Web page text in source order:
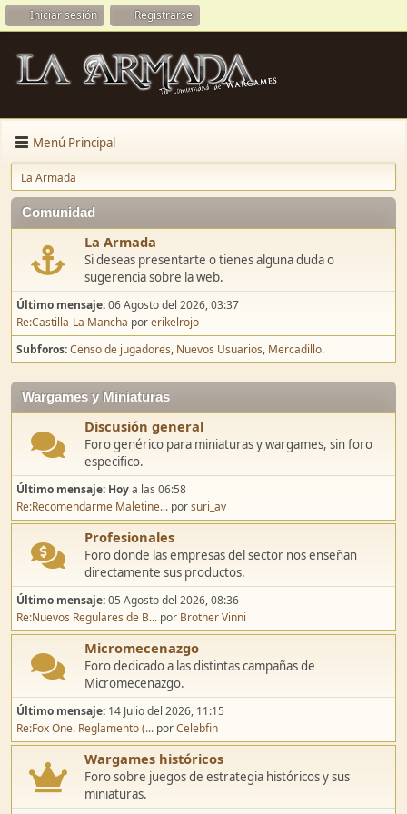
Iniciar sesión Registrarse
Menú Principal
La Armada
Comunidad
La Armada
Si deseas presentarte o tienes alguna duda o
sugerencia sobre la web.
Último mensaje:06 Agosto del 2026, 03:37
Re:Castilla-La Mancha porerikelrojo
Subforos Censo de jugadores Nuevos Usuarios Mercadillo.
Wargames y Miniaturas
Discusión general
Foro genérico para miniaturas y wargames, sin foro
especifico.
Último mensaje: Hoya las 06:58
Re:Recomendarme Maletine... porsuri_av
Profesionales
Foro donde las empresas del sector nos enseñan
directamente sus productos.
Último mensaje:05 Agosto del 2026, 08:36
Re:Nuevos Regulares de B... por Brother Vinni
Micromecenazgo
Foro dedicado a las distintas campañas de
Micromecenazgo.
Último mensaje: 14 Julio del 2026, 11:15
Re:Fox One. Reglamento (... porCelebfin
Wargames históricos
Foro sobre juegos de estrategia históricos y sus
miniaturas.